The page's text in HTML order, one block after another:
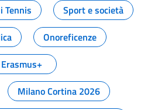
Tennis
Sport e società
Onoreficenze
Erasmus+
Milano Cortina 2026